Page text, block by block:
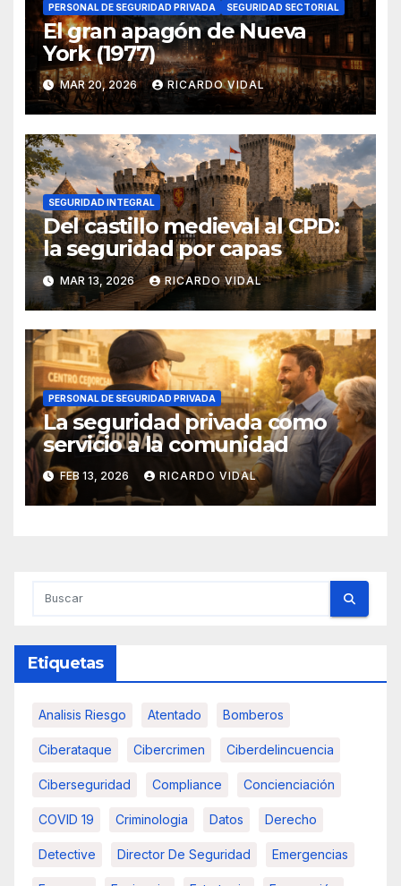
PERSONAL DE SEGURIDAD PRIVADA
SEGURIDAD SECTORIAL
El gran apagón de Nueva
York (1977)
MAR 20, 2026 RICARDO VIDAL
SEGURIDAD INTEGRAL
Del castillo medieval al CPD:
la seguridad por capas
MAR 13, 2026 RICARDO VIDAL
PERSONAL DE SEGURIDAD PRIVADA
La seguridad privada como
servicio a la comunidad
FEB 13, 2026 RICARDO VIDAL
Etiquetas
Analisis Riesgo Atentado Bomberos
Ciberataque Cibercrimen Ciberdelincuencia
Ciberseguridad Compliance Concienciación
COVID 19 Criminologia Datos Derecho
Detective Director De Seguridad Emergencias